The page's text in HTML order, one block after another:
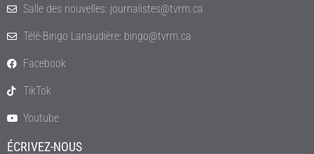
Salle des nouvelles: journalistes@tvrm.ca
Télé-Bingo Lanaudière: bingo@tvrm.ca
Facebook
TikTok
Youtube
ÉCRIVEZ-NOUS